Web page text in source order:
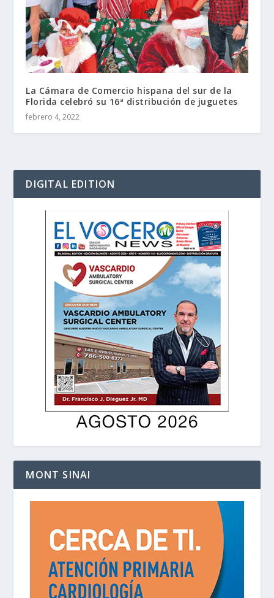
La Cámara de Comercio hispana del sur de la
Florida celebró su 16ª distribución de juguetes
febrero 4, 2022
DIGITAL EDITION
MONT SINAI